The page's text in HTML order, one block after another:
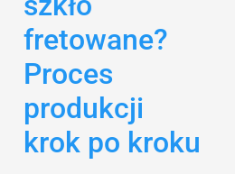
fretowane?
Proces
produkcji
krok po kroku